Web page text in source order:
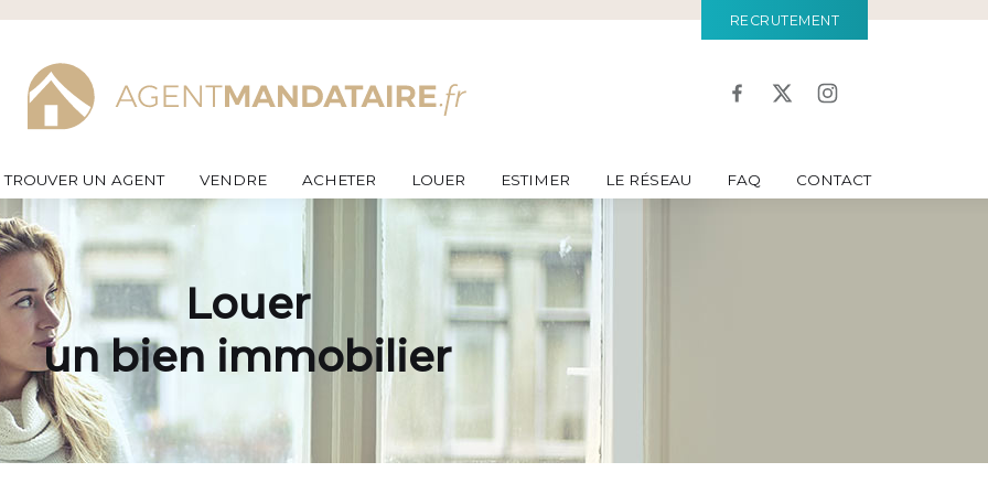
RECRUTEMENT
TROUVER UN AGENT VENDRE ACHETER LOUER ESTIMER LE RÉSEAU FAQ CONTACT
Louer
un bien immobilier